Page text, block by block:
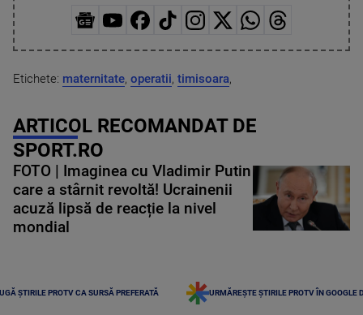
Etichete: maternitate, operatii, timisoara,
ARTICOL RECOMANDAT DE
SPORT.RO
FOTO | Imaginea cu Vladimir Putin
care a stârnit revoltă! Ucrainenii
acuză lipsă de reacție la nivel
mondial
ȘTIRILE PROTV CA SURSĂ PREFERATĂ URMĂREȘTE ȘTIRILE PROTV ÎN GOOGLE